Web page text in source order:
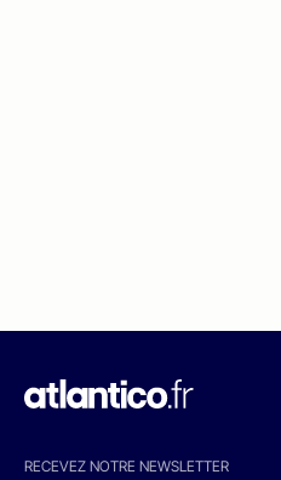
RECEVEZ NOTRE NEWSLETTER